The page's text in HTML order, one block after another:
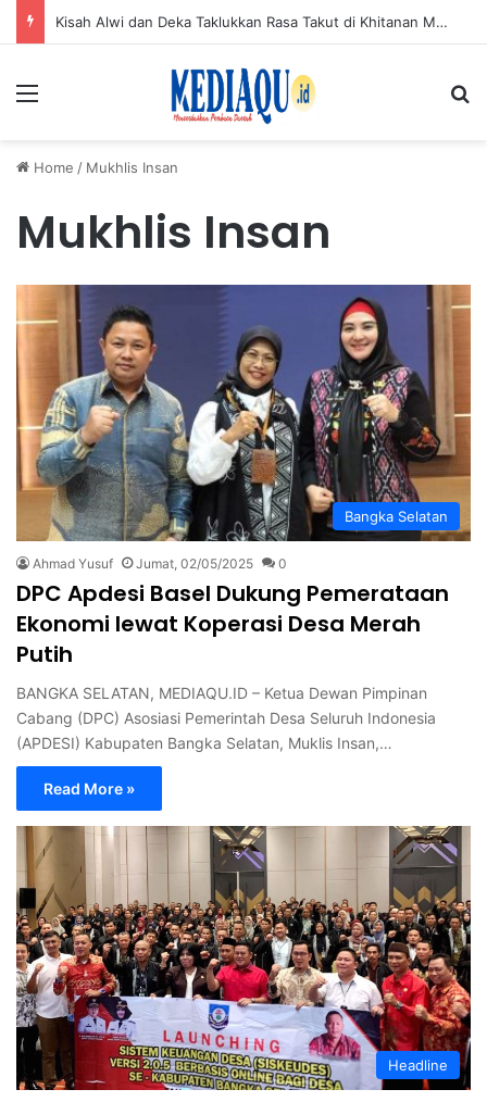
Kisah Alwi dan Deka Taklukkan Rasa Takut di Khitanan Massal HUT ke-50 PT TIMAH
Menu
Home / Mukhlis Insan
Mukhlis Insan
Bangka Selatan
Ahmad Yusuf Jumat, 02/05/2025 0
DPC Apdesi Basel Dukung Pemerataan
Ekonomi lewat Koperasi Desa Merah
Putih
BANGKA SELATAN, MEDIAQU.ID – Ketua Dewan Pimpinan
Cabang (DPC) Asosiasi Pemerintah Desa Seluruh Indonesia
(APDESI) Kabupaten Bangka Selatan, Muklis Insan,…
Read More »
Headline